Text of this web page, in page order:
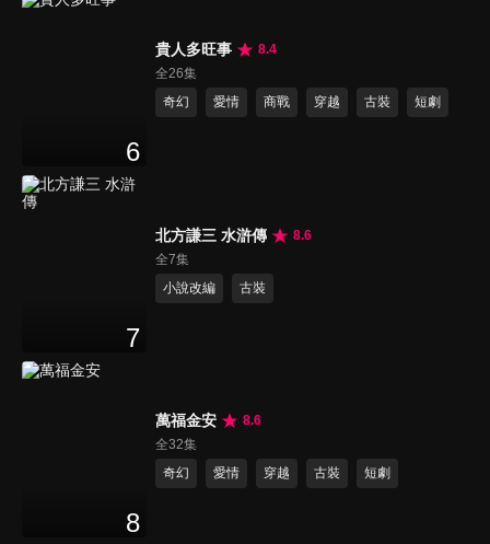
6
貴人多旺事
8.4
全26集
奇幻
愛情 商戰 穿越 古裝 短劇
7
北方謙三 水滸傳
8.6
全7集
小說改編
古裝
8
萬福金安
8.6
全32集
奇幻
愛情 穿越 古裝 短劇